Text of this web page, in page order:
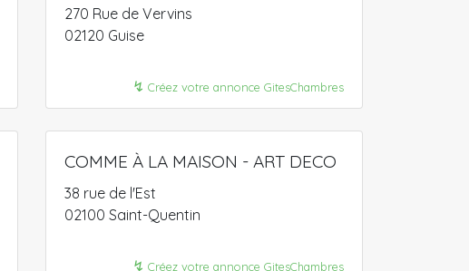
270 Rue de Vervins
02120 Guise
↯ Créez votre annonce GitesChambres
COMME À LA MAISON - ART DECO
38 rue de l'Est
02100 Saint-Quentin
↯ Créez votre annonce GitesChambres